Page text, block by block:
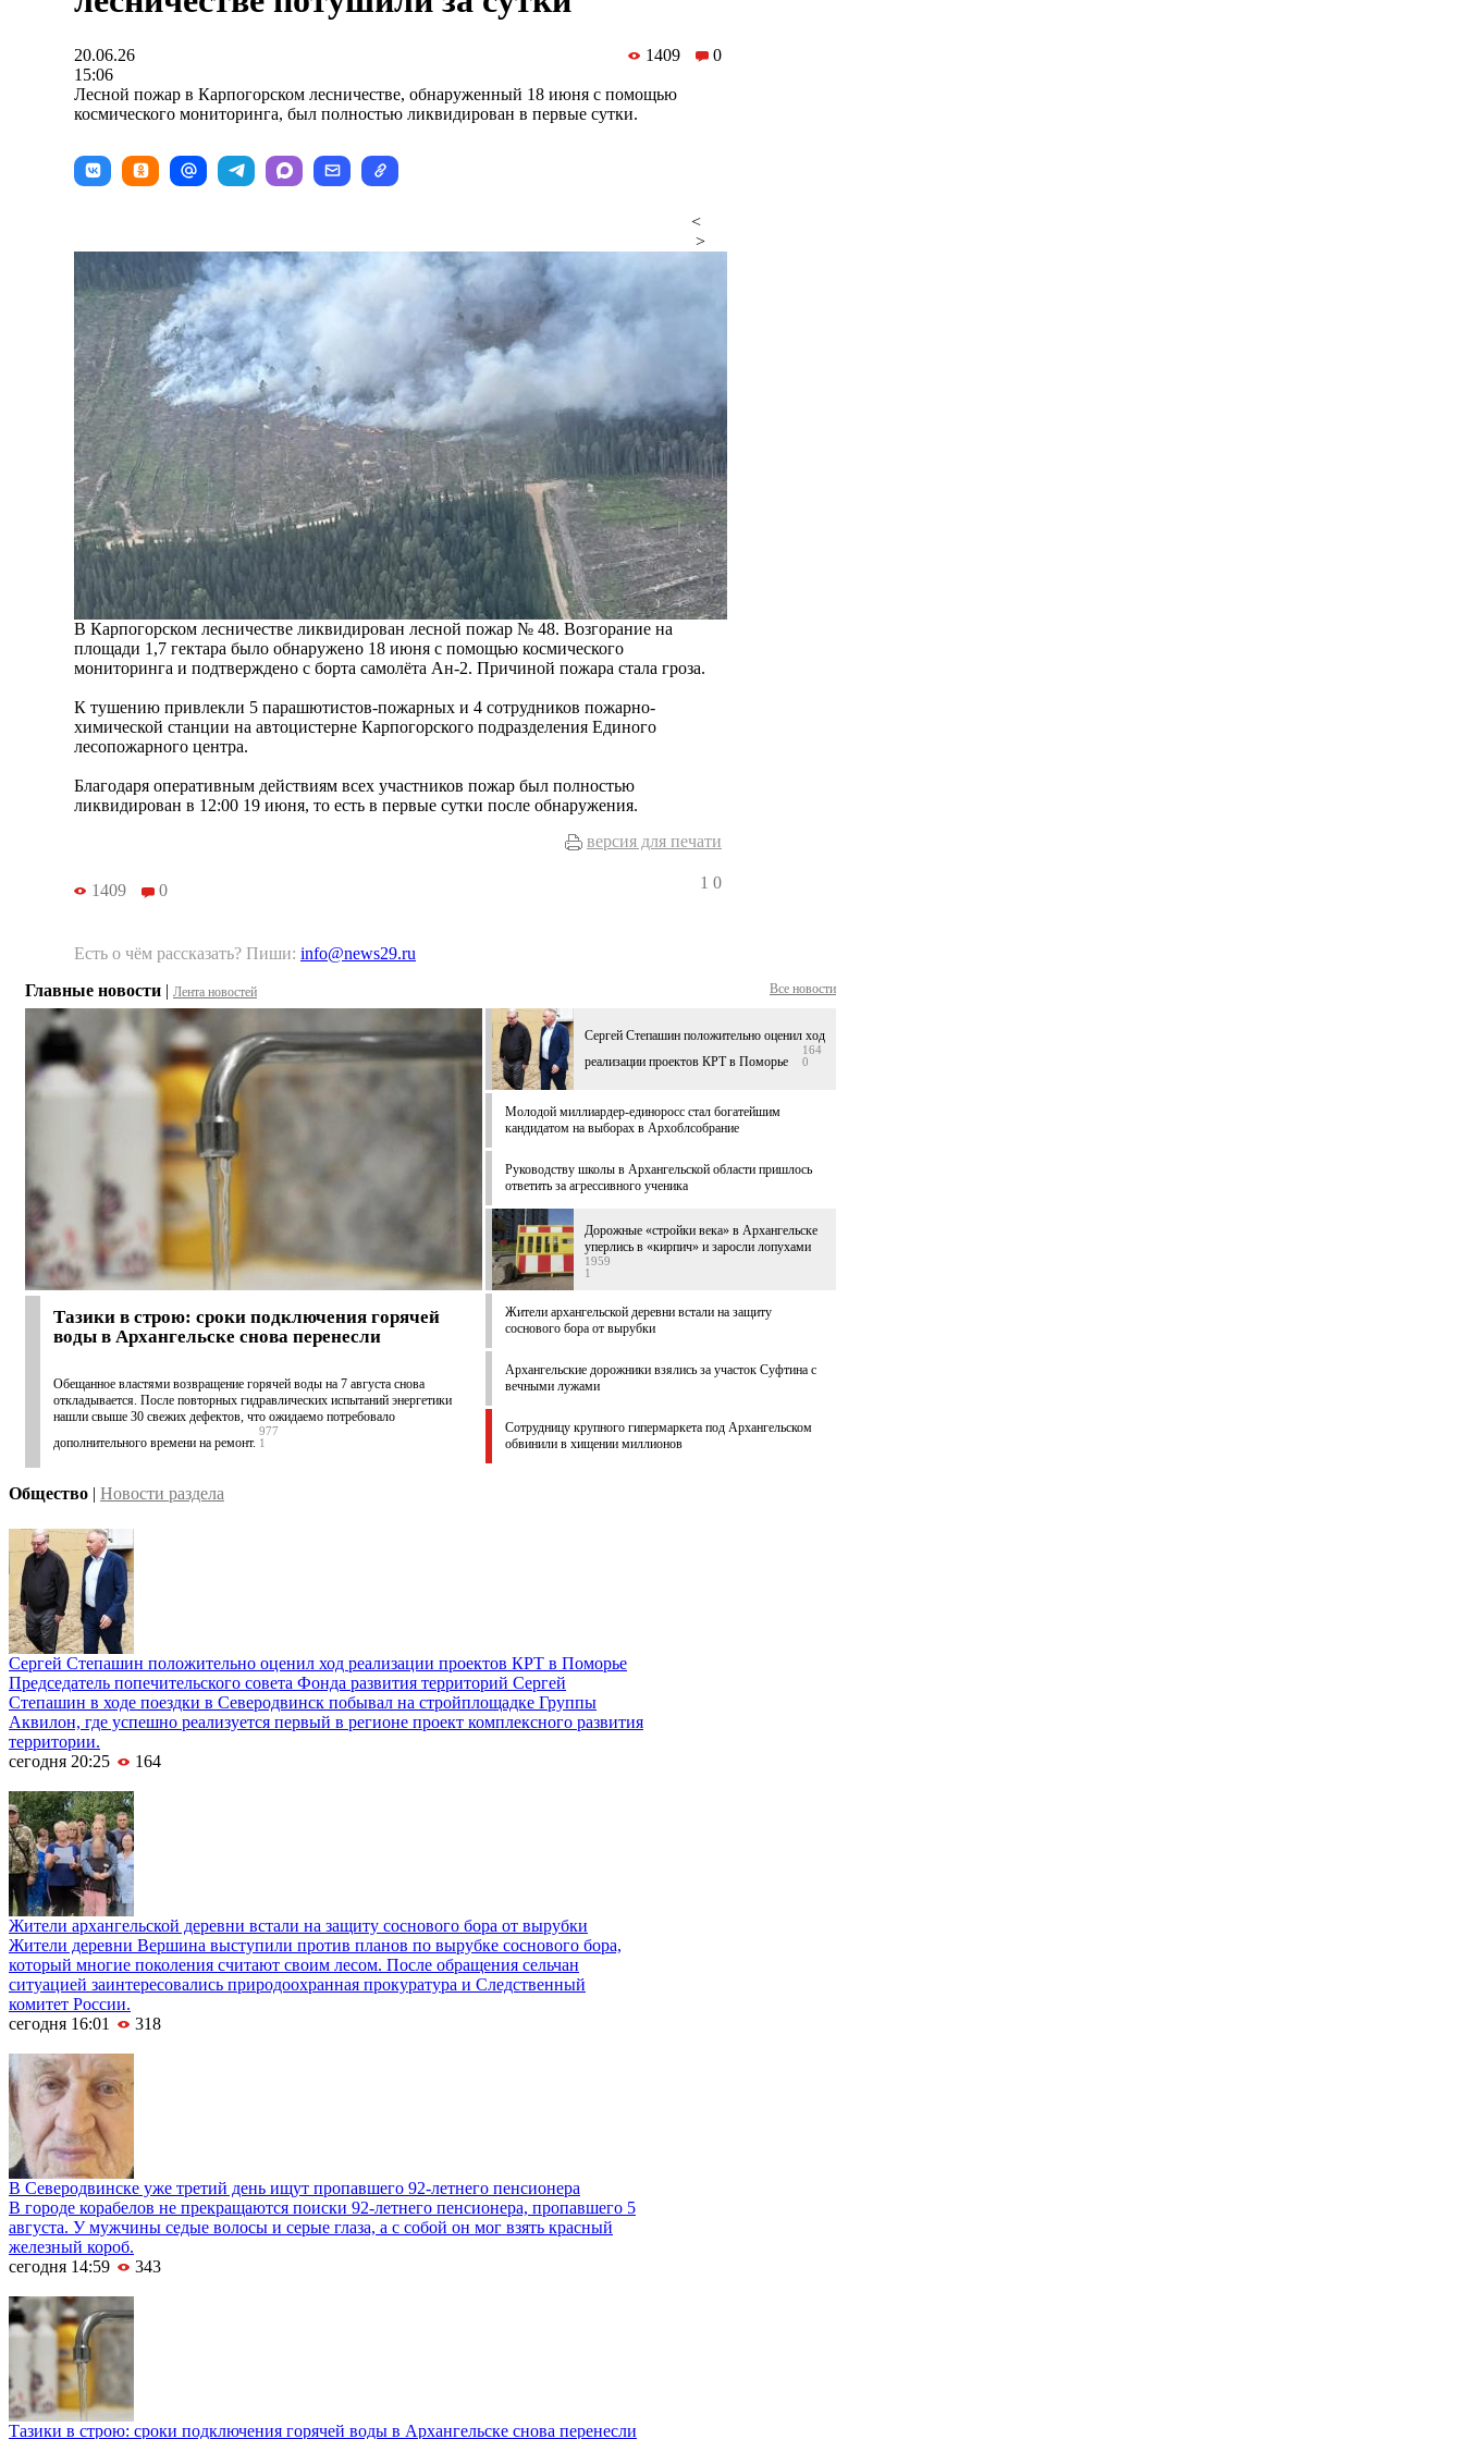
20.06.26
15:06
1409 0
Лесной пожар в Карпогорском лесничестве, обнаруженный 18 июня с помощью
космического мониторинга, был полностью ликвидирован в первые сутки.
<
>
В Карпогорском лесничестве ликвидирован лесной пожар № 48. Возгорание на
площади 1,7 гектара было обнаружено 18 июня с помощью космического
мониторинга и подтверждено с борта самолёта Ан-2. Причиной пожара стала гроза.
К тушению привлекли 5 парашютистов-пожарных и 4 сотрудников пожарно-
химической станции на автоцистерне Карпогорского подразделения Единого
лесопожарного центра.
Благодаря оперативным действиям всех участников пожар был полностью
ликвидирован в 12:00 19 июня, то есть в первые сутки после обнаружения.
версия для печати
1409 0 1 0
Есть о чём рассказать? Пиши: info@news29.ru
Главные новости | Лента новостей Все новости
Тазики в строю: сроки подключения горячей
воды в Архангельске снова перенесли
Обещанное властями возвращение горячей воды на 7 августа снова
откладывается. После повторных гидравлических испытаний энергетики
нашли свыше 30 свежих дефектов, что ожидаемо потребовало
дополнительного времени на ремонт.
977
1
Сергей Степашин положительно оценил ход
реализации проектов КРТ в Поморье
164
0
Молодой миллиардер-единоросс стал богатейшим
кандидатом на выборах в Архоблсобрание
Руководству школы в Архангельской области пришлось
ответить за агрессивного ученика
Дорожные «стройки века» в Архангельске
уперлись в «кирпич» и заросли лопухами
1959
1
Жители архангельской деревни встали на защиту
соснового бора от вырубки
Архангельские дорожники взялись за участок Суфтина с
вечными лужами
Сотрудницу крупного гипермаркета под Архангельском
обвинили в хищении миллионов
Общество | Новости раздела
Сергей Степашин положительно оценил ход реализации проектов КРТ в Поморье
Председатель попечительского совета Фонда развития территорий Сергей
Степашин в ходе поездки в Северодвинск побывал на стройплощадке Группы
Аквилон, где успешно реализуется первый в регионе проект комплексного развития
территории.
сегодня 20:25
164
Жители архангельской деревни встали на защиту соснового бора от вырубки
Жители деревни Вершина выступили против планов по вырубке соснового бора,
который многие поколения считают своим лесом. После обращения сельчан
ситуацией заинтересовались природоохранная прокуратура и Следственный
комитет России.
сегодня 16:01
318
В Северодвинске уже третий день ищут пропавшего 92-летнего пенсионера
В городе корабелов не прекращаются поиски 92-летнего пенсионера, пропавшего 5
августа. У мужчины седые волосы и серые глаза, а с собой он мог взять красный
железный короб.
сегодня 14:59
343
Тазики в строю: сроки подключения горячей воды в Архангельске снова перенесли